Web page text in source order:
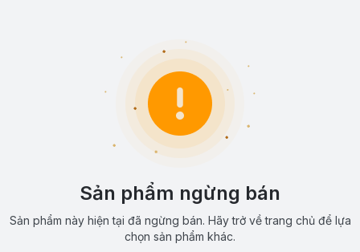
Sản phẩm ngừng bán
Sản phẩm này hiện tại đã ngừng bán. Hãy trở về trang chủ để lựa
chọn sản phẩm khác.